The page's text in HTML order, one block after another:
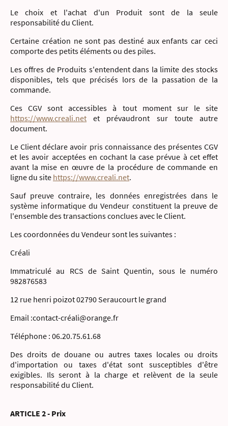
Le choix et l'achat d'un Produit sont de la seule
responsabilité du Client.
Certaine création ne sont pas destiné aux enfants car ceci
comporte des petits éléments ou des piles.
Les offres de Produits s'entendent dans la limite des stocks
disponibles, tels que précisés lors de la passation de la
commande.
Ces CGV sont accessibles à tout moment sur le site
https://www.creali.net et prévaudront sur toute autre
document.
Le Client déclare avoir pris connaissance des présentes CGV
et les avoir acceptées en cochant la case prévue à cet effet
avant la mise en œuvre de la procédure de commande en
ligne du site https://www.creali.net.
Sauf preuve contraire, les données enregistrées dans le
système informatique du Vendeur constituent la preuve de
l'ensemble des transactions conclues avec le Client.
Les coordonnées du Vendeur sont les suivantes :
Créali
Immatriculé au RCS de Saint Quentin, sous le numéro
982876583
12 rue henri poizot 02790 Seraucourt le grand
Email :contact-créali@orange.fr
Téléphone : 06.20.75.61.68
Des droits de douane ou autres taxes locales ou droits
d'importation ou taxes d'état sont susceptibles d'être
exigibles. Ils seront à la charge et relèvent de la seule
responsabilité du Client.
ARTICLE 2 - Prix